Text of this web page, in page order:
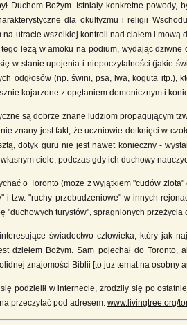
Duchem Bożym. Istniały konkretne
dla okultyzmu i religii
utracie wszelkiej kontroli nad ciałem i
leżą w amoku na podium, wydając
w stanie upojenia i niepoczytalności (jakie
odgłosów (np. świni, psa, lwa, koguta itp.),
kojarzone z opętaniem demonicznym i
są dobrze znane ludziom propagującym
znany jest fakt, że uczniowie dotknięci w
dotyk guru nie jest nawet konieczny -
ciele, podczas gdy ich duchowy
o Toronto (może z wyjątkiem "cudów
i tzw. "ruchy przebudzeniowe" w innych
"duchowych turystów", spragnionych
świadectwo człowieka, który jak
dziełem Bożym. Sam pojechał do
znajomości Biblii [to juz temat na osobny
podzielił w internecie, zrodziły się po
przeczytać pod adresem: www.livingtree.org/